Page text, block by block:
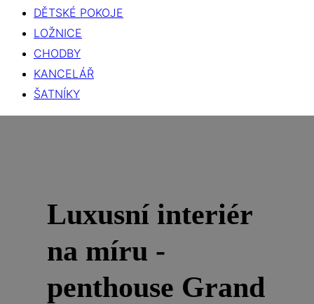
DĚTSKÉ POKOJE
LOŽNICE
CHODBY
KANCELÁŘ
ŠATNÍKY
Luxusní interiér
na míru -
penthouse Grand